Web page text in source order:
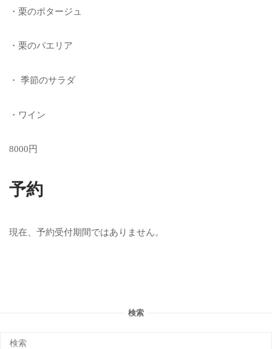
・栗のポタージュ
・栗のパエリア
・ 季節のサラダ
・ワイン
8000円
予約
現在、予約受付期間ではありません。
検索